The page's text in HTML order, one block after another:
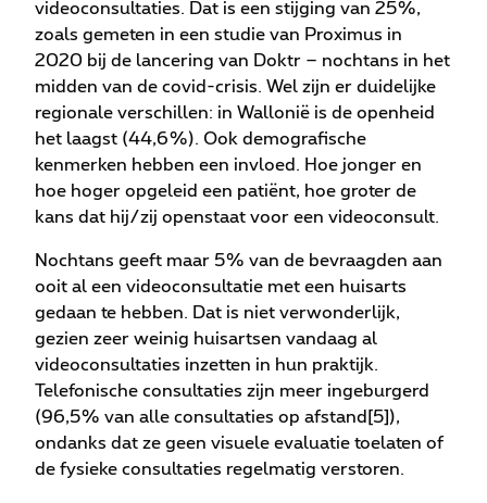
videoconsultaties. Dat is een stijging van 25%,
zoals gemeten in een studie van Proximus in
2020 bij de lancering van Doktr – nochtans in het
midden van de covid-crisis. Wel zijn er duidelijke
regionale verschillen: in Wallonië is de openheid
het laagst (44,6%). Ook demografische
kenmerken hebben een invloed. Hoe jonger en
hoe hoger opgeleid een patiënt, hoe groter de
kans dat hij/zij openstaat voor een videoconsult.
Nochtans geeft maar 5% van de bevraagden aan
ooit al een videoconsultatie met een huisarts
gedaan te hebben. Dat is niet verwonderlijk,
gezien zeer weinig huisartsen vandaag al
videoconsultaties inzetten in hun praktijk.
Telefonische consultaties zijn meer ingeburgerd
(96,5% van alle consultaties op afstand[5]),
ondanks dat ze geen visuele evaluatie toelaten of
de fysieke consultaties regelmatig verstoren.